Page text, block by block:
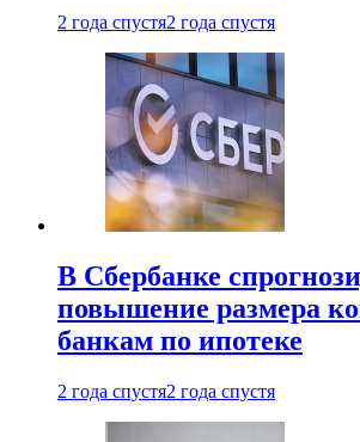
2 года спустя2 года спустя
В Сбербанке
повышение размера
банкам по ипотеке
2 года спустя2 года спустя